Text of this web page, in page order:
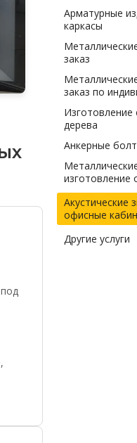
Арматурные
каркасы
заказ
заказ по
Изготовление
дерева
Анкерные
изготовление
Акустические
офисные
Другие услуги